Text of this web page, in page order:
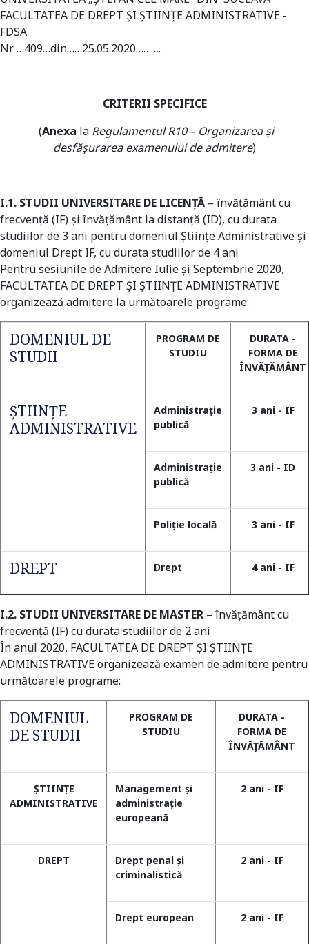
FACULTATEA DE DREPT ŞI ȘTIINȚE ADMINISTRATIVE -
FDSA
Nr …409…din……25.05.2020……….
CRITERII SPECIFICE
(Anexa la Regulamentul R10 – Organizarea şi
desfăşurarea examenului de admitere)
I.1. STUDII UNIVERSITARE DE LICENŢĂ – învățământ cu
frecvenţă (IF) şi învăţământ la distanţă (ID), cu durata
studiilor de 3 ani pentru domeniul Științe Administrative şi
domeniul Drept IF, cu durata studiilor de 4 ani
Pentru sesiunile de Admitere Iulie şi Septembrie 2020,
FACULTATEA DE DREPT ŞI ȘTIINȚE ADMINISTRATIVE
organizează admitere la următoarele programe:
DOMENIUL DE
STUDII
PROGRAM DE
STUDIU
DURATA -
FORMA DE
ÎNVĂȚĂMÂNT
ŞTIINŢE
ADMINISTRATIVE
Administraţie
publică
3 ani - IF
Administraţie
publică
3 ani - ID
Poliţie locală 3 ani - IF
DREPT Drept 4 ani - IF
I.2. STUDII UNIVERSITARE DE MASTER – învățământ cu
frecvenţă (IF) cu durata studiilor de 2 ani
În anul 2020, FACULTATEA DE DREPT ŞI ȘTIINȚE
ADMINISTRATIVE organizează examen de admitere pentru
următoarele programe:
DOMENIUL
DE STUDII
PROGRAM DE
STUDIU
DURATA -
FORMA DE
ÎNVĂȚĂMÂNT
ŞTIINŢE
ADMINISTRATIVE
Management şi
administraţie
europeană
2 ani - IF
DREPT
Drept penal și
criminalistică
2 ani - IF
Drept european 2 ani - IF